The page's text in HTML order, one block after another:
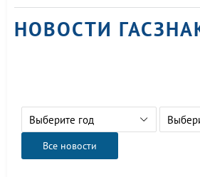
НОВОСТИ
Выберите год
Все новости